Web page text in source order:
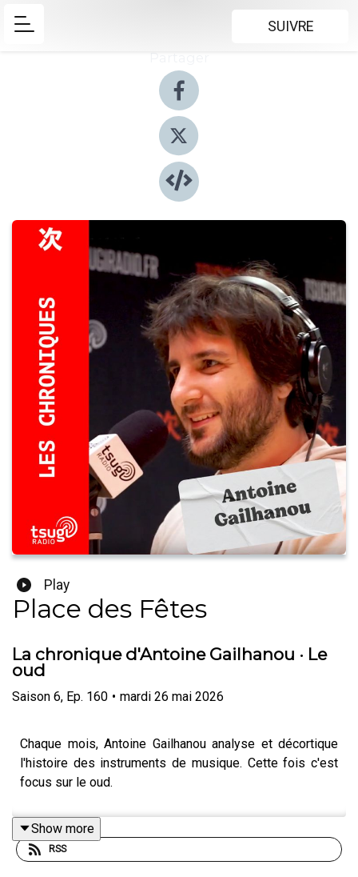
SUIVRE
Play
Place des Fêtes
La chronique d'Antoine Gailhanou · Le
oud
Saison 6, Ep. 160 • mardi 26 mai 2026
Chaque mois, Antoine Gailhanou analyse et décortique
l'histoire des instruments de musique. Cette fois c'est
focus sur le oud.
Show more
RSS